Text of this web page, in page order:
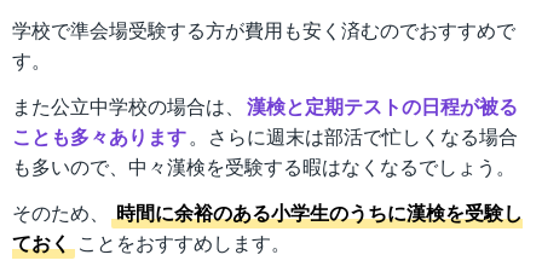
学校で準会場受験する方が費用も安く済むのでおすすめで
す。
また公立中学校の場合は、 漢検と定期テストの日程が被る
ことも多々あります。さらに週末は部活で忙しくなる場合
も多いので、中々漢検を受験する暇はなくなるでしょう。
そのため、
時間に余裕のある小学生のうちに漢検を受験し
ておく ことをおすすめします。